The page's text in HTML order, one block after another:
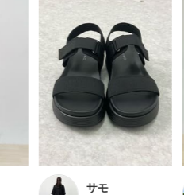
サモ